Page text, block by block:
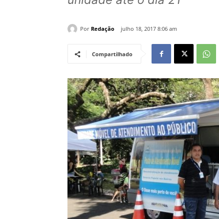
Por Redação julho 18, 2017 8:06 am
Compartilhado